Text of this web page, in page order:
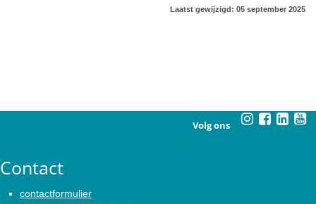
Laatst gewijzigd: 05 september 2025
Volg ons
Contact
contactformulier